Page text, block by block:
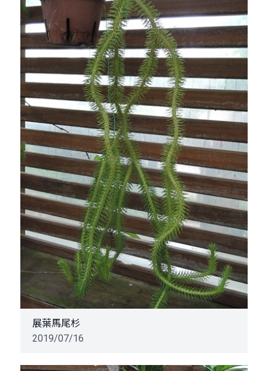
展葉馬尾杉
2019/07/16